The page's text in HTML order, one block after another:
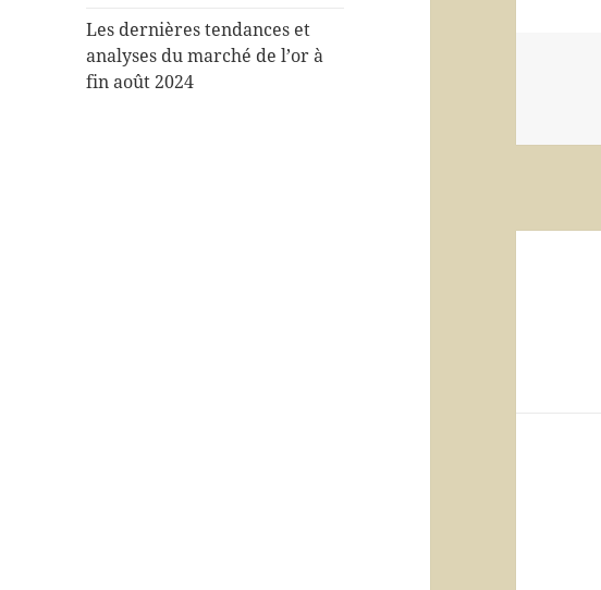
Les dernières tendances et
analyses du marché de l’or à
fin août 2024